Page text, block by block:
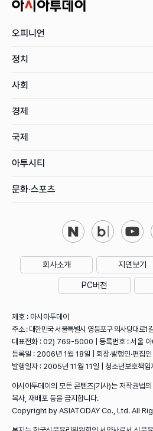
오피니언
정치
사회
경제
국제
아투시티
문화·스포츠
회사소개 지면보기
PC버전
제호 : 아시아투데이
주소 : 대한민국 서울특별시 영등포구 의사당대로1
대표전화 : 02) 769-5000 | 등록번호 : 서울
등록일 : 2006년 1월 18일 | 회장·발행인·편집
발행일자 : 2005년 11월 11일 | 청소년보호책임
아시아투데이의 모든 콘텐츠(기사)는 저작권법
복사, 재배포 등을 금지합니다.
Copyright by ASIATODAY Co., Ltd. All